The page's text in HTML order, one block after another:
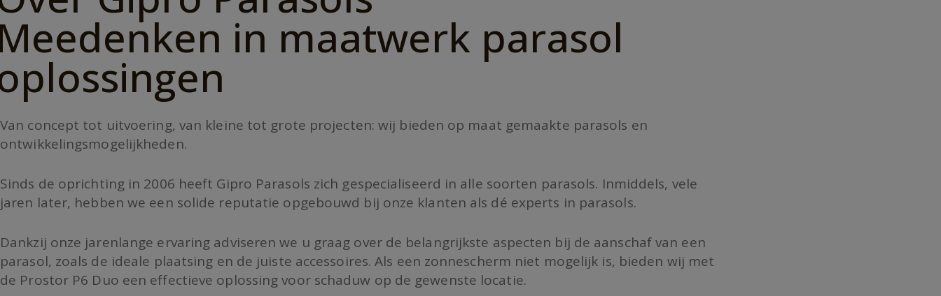
in maatwerk parasol
Van concept tot uitvoering, van kleine tot grote projecten: wij bieden op maat gemaakte parasols en
ontwikkelingsmogelijkheden.
Sinds de oprichting in 2006 heeft Gipro Parasols zich gespecialiseerd in alle soorten parasols. Inmiddels, vele
jaren later, hebben we een solide reputatie opgebouwd bij onze klanten als dé experts in parasols.
Dankzij onze jarenlange ervaring adviseren we u graag over de belangrijkste aspecten bij de aanschaf van een
parasol, zoals de ideale plaatsing en de juiste accessoires. Als een zonnescherm niet mogelijk is, bieden wij met
de Prostor P6 Duo een effectieve oplossing voor schaduw op de gewenste locatie.